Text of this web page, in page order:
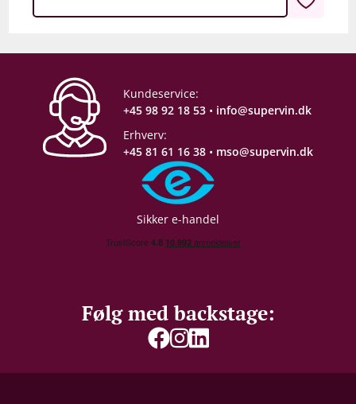
Kundeservice:
+45 98 92 18 53 • info@supervin.dk
Erhverv:
+45 81 61 16 38 • mso@supervin.dk
Sikker e-handel
Følg med backstage: